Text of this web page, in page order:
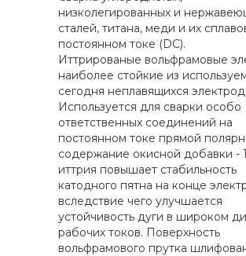
низколегированных и
сталей, титана, меди и их
постоянном токе (DC).
Иттрированые вольфрамовые
наиболее стойкие из
сегодня неплавящихся
Используется для сварки особо
ответственных соединений на
постоянном токе прямой
содержание окисной добавки -
иттрия повышает стабильность
катодного пятна на конце
вследствие чего улучшается
устойчивость дуги в широком
рабочих токов. Поверхность
вольфрамового прутка